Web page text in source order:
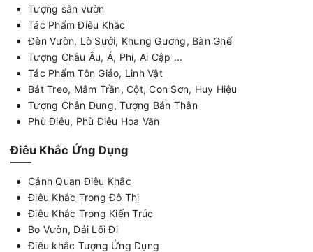
Tượng sân vườn
Tác Phẩm Điêu Khắc
Đèn Vườn, Lò Sưởi, Khung Gương, Bàn Ghế
Tượng Châu Âu, Á, Phi, Ai Cập ...
Tác Phẩm Tôn Giáo, Linh Vật
Bát Treo, Mâm Trần, Cột, Con Sơn, Huy Hiệu
Tượng Chân Dung, Tượng Bán Thân
Phù Điêu, Phù Điêu Hoa Văn
Điêu Khắc Ứng Dụng
Cảnh Quan Điêu Khắc
Điêu Khắc Trong Đô Thị
Điêu Khắc Trong Kiến Trúc
Bo Vườn, Dải Lối Đi
Điêu khắc Tượng Ứng Dụng